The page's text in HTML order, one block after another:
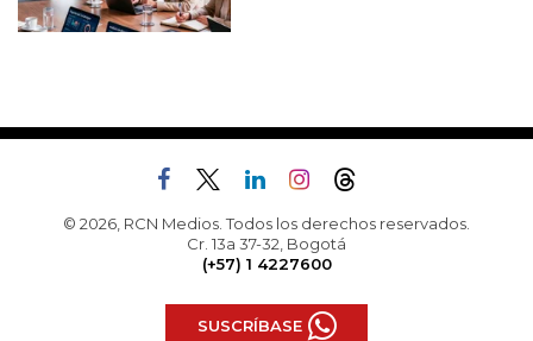
© 2026, RCN Medios. Todos los derechos reservados.
Cr. 13a 37-32, Bogotá
(+57) 1 4227600
SUSCRÍBASE